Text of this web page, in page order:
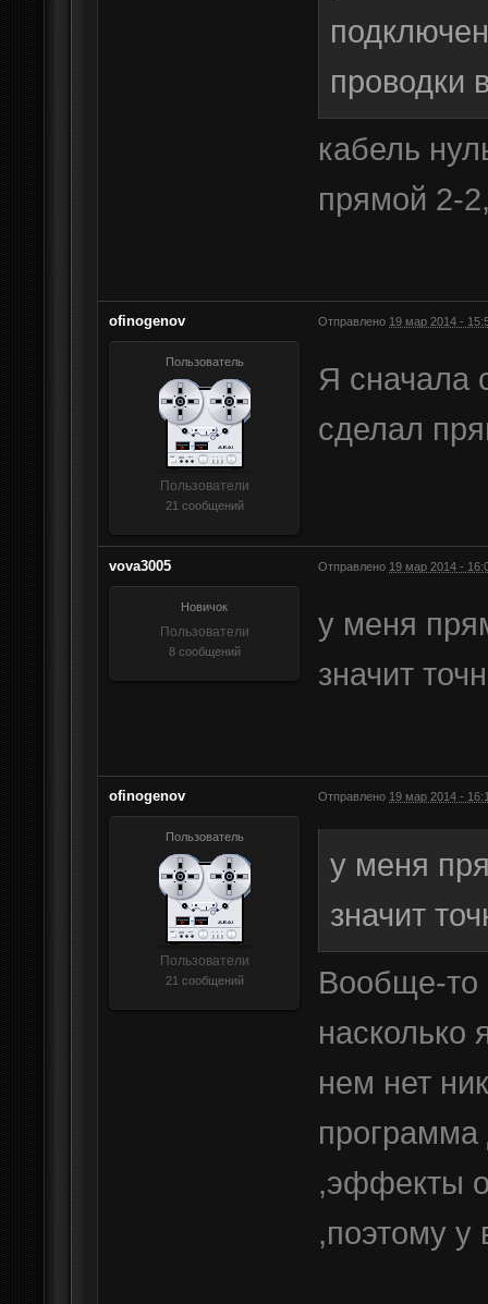
проводки
кабель
прямой 2-
ofinogenov Отправлено 19 мар 2014 -
Пользователь
Пользователи
21 сообщений
Я сначала
сделал
vova3005 Отправлено 19 мар 2014 -
Новичок
Пользователи
8 сообщений
у меня
значит
ofinogenov Отправлено 19 мар 2014 -
Пользователь
Пользователи
21 сообщений
у меня
значит
Вообще-то
насколько
нем нет
программа
,эффекты
,поэтому у